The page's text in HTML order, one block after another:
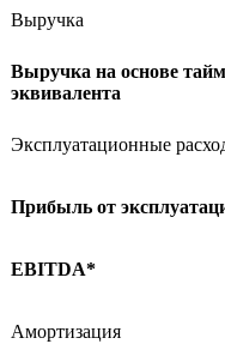
Выручка
Выручка на основе
эквивалента
Эксплуатационные
Прибыль от
EBITDA*
Амортизация